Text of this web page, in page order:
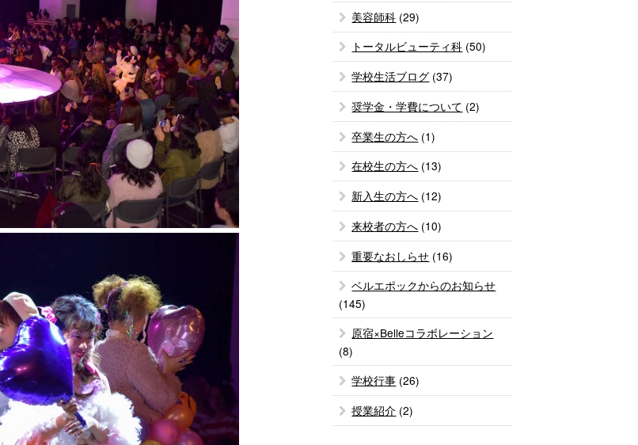
美容師科 (29)
トータルビューティ科 (50)
学校生活ブログ (37)
奨学金・学費について (2)
卒業生の方へ (1)
在校生の方へ (13)
新入生の方へ (12)
来校者の方へ (10)
重要なおしらせ (16)
ベルエポックからのお知らせ
(145)
原宿×Belleコラボレーション
(8)
学校行事 (26)
授業紹介 (2)